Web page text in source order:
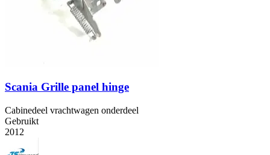
Scania Grille panel hinge
Cabinedeel vrachtwagen onderdeel
Gebruikt
2012